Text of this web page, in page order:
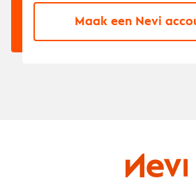
Maak een Nevi